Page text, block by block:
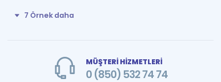
7 Örnek daha
MÜŞTERİ HİZMETLERİ
0 (850) 532 74 74